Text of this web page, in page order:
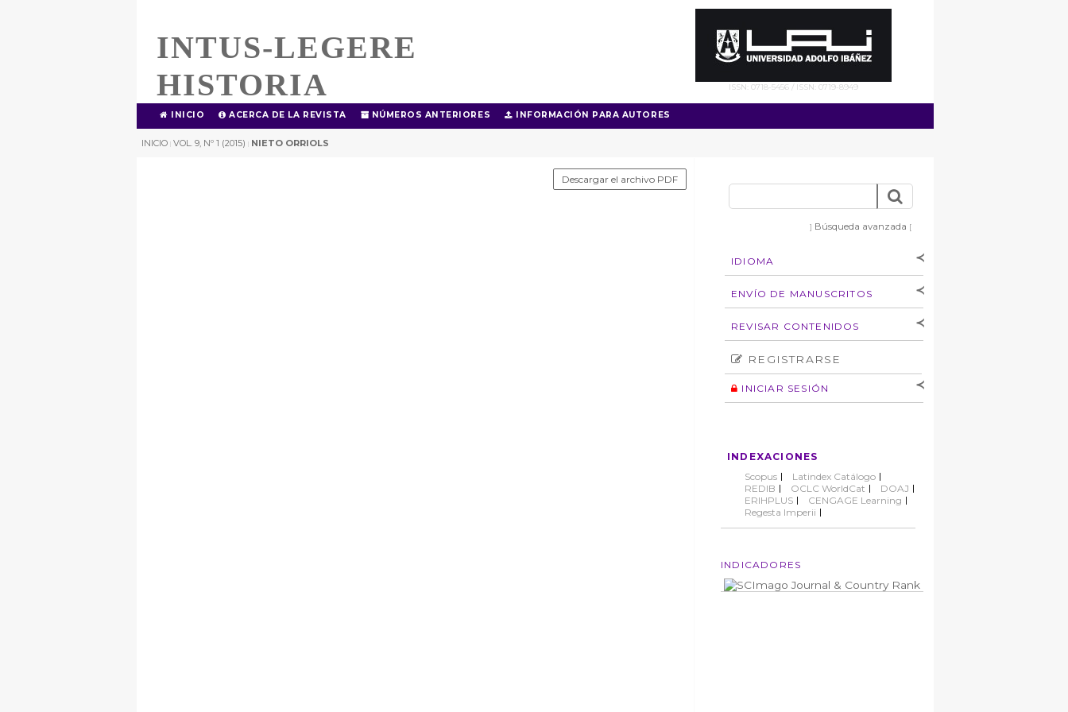
INTUS-LEGERE
HISTORIA
ISSN: 0718-5456 / ISSN: 0719-8949
INICIO ACERCA DE LA REVISTA NÚMEROS ANTERIORES INFORMACIÓN PARA AUTORES
INICIO | VOL. 9, Nº 1 (2015) | NIETO ORRIOLS
] Búsqueda avanzada [
IDIOMA
[Español ] [English]
ENVÍO DE MANUSCRITOS
autores
Derechos de autoría
Normas éticas
REVISAR CONTENIDOS
Número
Autor
REGISTRARSE
INICIAR SESIÓN
INDEXACIONES
Scopus
Latindex Catálogo
REDIB
OCLC WorldCat
DOAJ
ERIHPLUS
CENGAGE Learning
Regesta Imperii
INDICADORES
Descargar el archivo PDF